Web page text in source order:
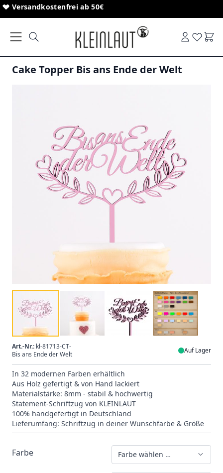
Direkt zum Inhalt
Versandkostenfrei ab 50€
Sonderanfertigungen von Schriftzügen
Cake Topper Bis ans Ende der Welt
Art.-Nr.: kl-81713-CT-
Bis ans Ende der Welt
Auf Lager
In 32 modernen Farben erhältlich
Aus Holz gefertigt & von Hand lackiert
Materialstärke: 8mm - stabil & hochwertig
Statement-Schriftzug von KLEINLAUT
100% handgefertigt in Deutschland
Lieferumfang: Schriftzug in deiner Wunschfarbe & Größe
Farbe Farbe wählen …